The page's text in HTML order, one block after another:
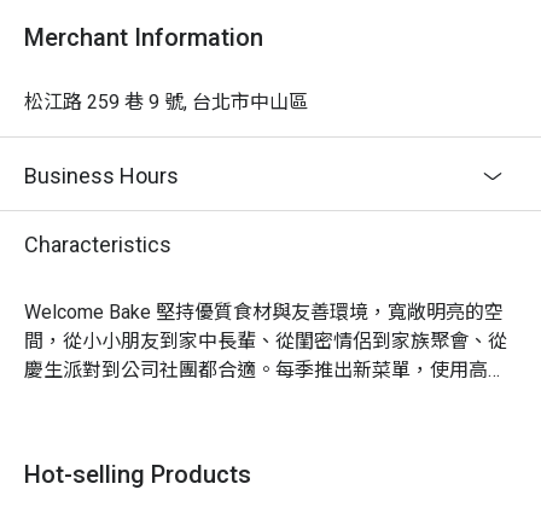
Merchant Information
松江路 259 巷 9 號, 台北市中山區
Business Hours
Characteristics
Welcome Bake 堅持優質食材與友善環境，寬敞明亮的空
間，從小小朋友到家中長輩、從閨密情侶到家族聚會、從
慶生派對到公司社團都合適。每季推出新菜單，使用高成
心、吃得安心。開幕迄今受到眾多客人支持照顧，也有知
Hot-selling Products